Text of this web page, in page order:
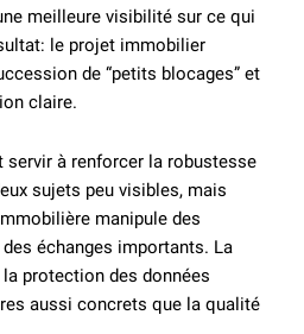
meilleure visibilité sur ce qui
le projet immobilier
de “petits blocages” et
claire.
servir à renforcer la robustesse
sujets peu visibles, mais
manipule des
échanges importants. La
protection des données
aussi concrets que la qualité